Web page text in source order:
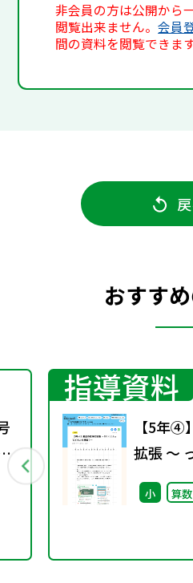
非会員の方は公開から
閲覧出来ません。会員
間の資料を閲覧できます
おすす
指導資料
【5年④
拡張 ～ ってどういう意
味？～
小 算数